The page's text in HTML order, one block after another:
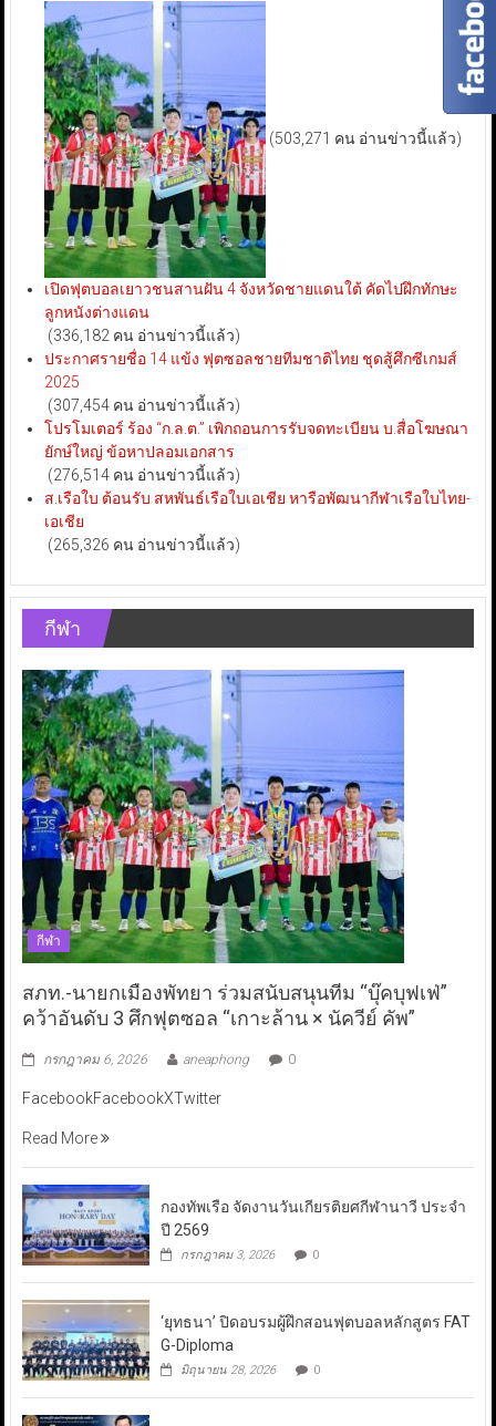
(503,271 คน อ่านข่าวนี้แล้ว)
เปิดฟุตบอลเยาวชนสานฝัน 4 จังหวัดชายแดนใต้ คัดไปฝึกทักษะ
ลูกหนังต่างแดน
(336,182 คน อ่านข่าวนี้แล้ว)
ประกาศรายชื่อ 14 แข้ง ฟุตซอลชายทีมชาติไทย ชุดสู้ศึกซีเกมส์
2025
(307,454 คน อ่านข่าวนี้แล้ว)
โปรโมเตอร์ ร้อง “ก.ล.ต.” เพิกถอนการรับจดทะเบียน บ.สื่อโฆษณา
ยักษ์ใหญ่ ข้อหาปลอมเอกสาร
(276,514 คน อ่านข่าวนี้แล้ว)
ส.เรือใบ ต้อนรับ สหพันธ์เรือใบเอเชีย หารือพัฒนากีฬาเรือใบไทย-
เอเชีย
(265,326 คน อ่านข่าวนี้แล้ว)
กีฬา
กีฬา
สภท.-นายกเมืองพัทยา ร่วมสนับสนุนทีม “บุ๊คบุฟเฟ่”
คว้าอันดับ 3 ศึกฟุตซอล “เกาะล้าน × นัควีย์ คัพ”
กรกฎาคม 6, 2026 aneaphong 0
FacebookFacebookXTwitter
Read More
กองทัพเรือ จัดงานวันเกียรติยศกีฬานาวี ประจำ
ปี 2569
กรกฎาคม 3, 2026 0
‘ยุทธนา’ ปิดอบรมผู้ฝึกสอนฟุตบอลหลักสูตร FAT
G-Diploma
มิถุนายน 28, 2026 0